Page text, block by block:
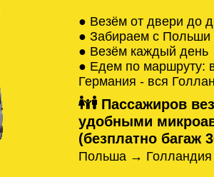
● Везём от двери до
● Забираем с Польши
● Везём каждый день
● Едем по маршруту:
Германия - вся
Пассажиров
удобными
(безплатно багаж
Польша → Голландия